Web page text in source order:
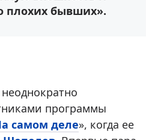
плохих бывших».
программы
самом деле», когда ее